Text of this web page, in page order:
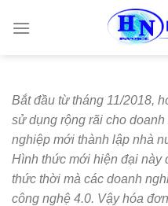
Bắt đầu từ tháng 11/2018,
sử dụng rộng rãi cho
nghiệp mới thành lập nhà
Hình thức mới hiện đại này
thức thời mà các doanh
công nghệ 4.0. Vậy hóa